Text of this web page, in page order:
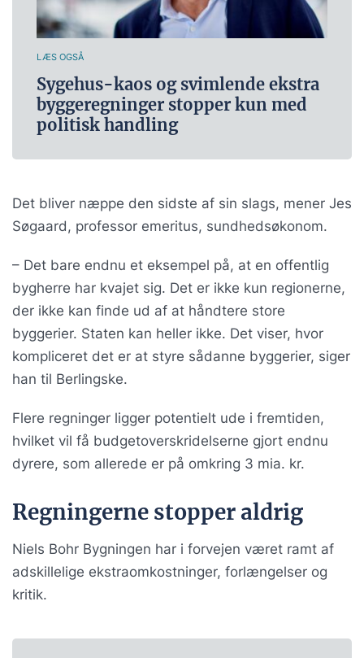
LÆS OGSÅ
Sygehus-kaos og svimlende ekstra
byggeregninger stopper kun med
politisk handling
Det bliver næppe den sidste af sin slags, mener Jes
Søgaard, professor emeritus, sundhedsøkonom.
– Det bare endnu et eksempel på, at en offentlig
bygherre har kvajet sig. Det er ikke kun regionerne,
der ikke kan finde ud af at håndtere store
byggerier. Staten kan heller ikke. Det viser, hvor
kompliceret det er at styre sådanne byggerier, siger
han til Berlingske.
Flere regninger ligger potentielt ude i fremtiden,
hvilket vil få budgetoverskridelserne gjort endnu
dyrere, som allerede er på omkring 3 mia. kr.
Regningerne stopper aldrig
Niels Bohr Bygningen har i forvejen været ramt af
adskillelige ekstraomkostninger, forlængelser og
kritik.